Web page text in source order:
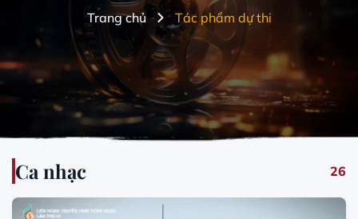
Trang chủ Tác phẩm dự thi
Ca nhạc 26